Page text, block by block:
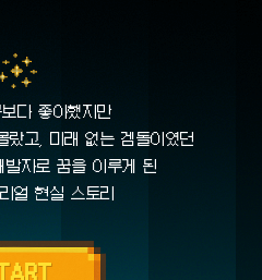
다 좋아했지만
랐고, 미래 없는 겜돌이였던
자로 꿈을 이루게 된
얼 현실 스토리